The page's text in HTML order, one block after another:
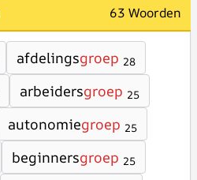
63 Woorden
afdelingsgroep 28
arbeidersgroep 25
autonomiegroep 25
beginnersgroep 25